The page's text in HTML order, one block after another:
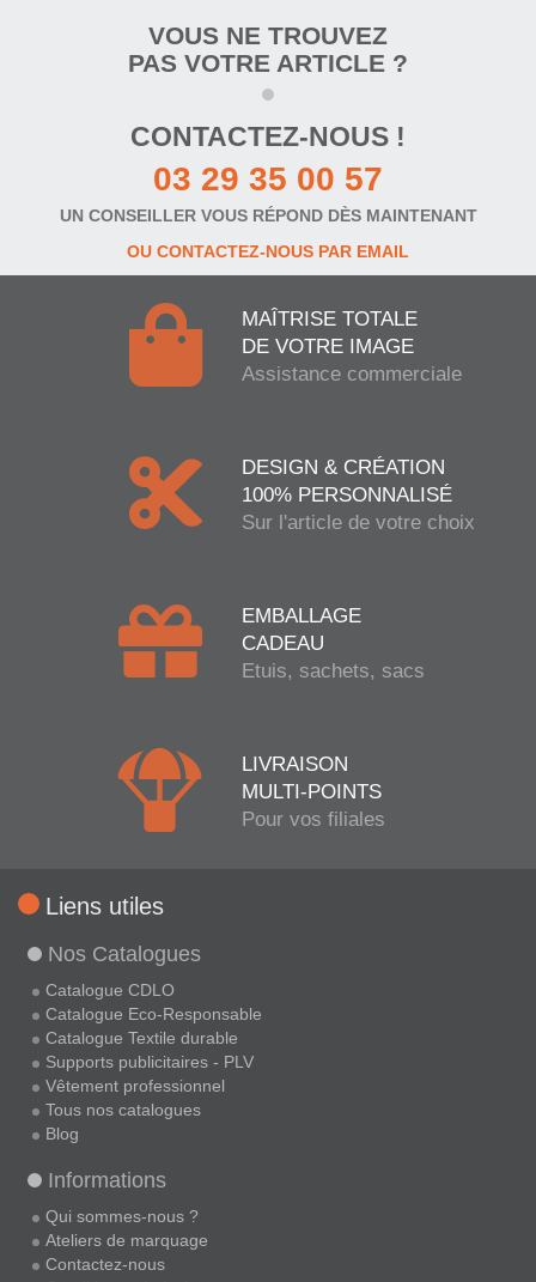
VOUS NE TROUVEZ
PAS VOTRE ARTICLE ?
CONTACTEZ-NOUS !
03 29 35 00 57
UN CONSEILLER VOUS RÉPOND DÈS MAINTENANT
OU CONTACTEZ-NOUS PAR EMAIL
MAÎTRISE TOTALE
DE VOTRE IMAGE
Assistance commerciale
DESIGN & CRÉATION
100% PERSONNALISÉ
Sur l'article de votre choix
EMBALLAGE
CADEAU
Etuis, sachets, sacs
LIVRAISON
MULTI-POINTS
Pour vos filiales
Liens utiles
Nos Catalogues
Catalogue CDLO
Catalogue Eco-Responsable
Catalogue Textile durable
Supports publicitaires - PLV
Vêtement professionnel
Tous nos catalogues
Blog
Informations
Qui sommes-nous ?
Ateliers de marquage
Contactez-nous